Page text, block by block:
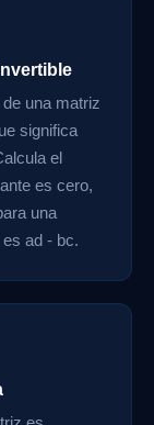
una matriz
significa
el
es cero,
una
ad - bc.